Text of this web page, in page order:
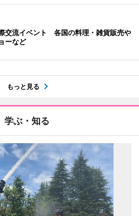
交流イベント 各国の料理・雑貨販売や
ーなど
もっと見る
学ぶ・知る